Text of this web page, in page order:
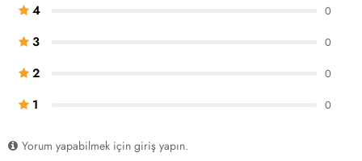
1 0
2 0
3 0
4 0
Yorum yapabilmek için giriş yapın.